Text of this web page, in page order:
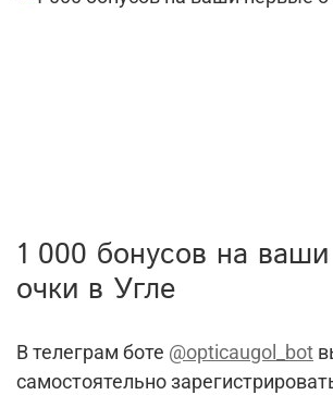
1 000 бонусов на
очки в Угле
В телеграм боте @opticaugol_bot
самостоятельно